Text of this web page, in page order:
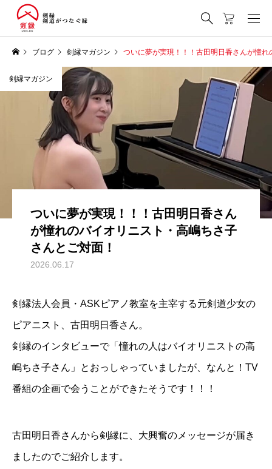
ブログ 剣縁マガジン ついに夢が実現！！！古田明日香さんが憧
剣縁マガジン
ついに夢が実現！！！古田明日香さん
が憧れのバイオリニスト・高嶋ちさ子
さんとご対面！
2026.06.17
剣縁法人会員・ASKピアノ教室を主宰する元剣道少女の
ピアニスト、古田明日香さん。
剣縁のインタビューで「憧れの人はバイオリニストの高
嶋ちさ子さん」とおっしゃっていましたが、なんと！TV
番組の企画で会うことができたそうです！！！
古田明日香さんから剣縁に、大興奮のメッセージが届き
ましたのでご紹介します。